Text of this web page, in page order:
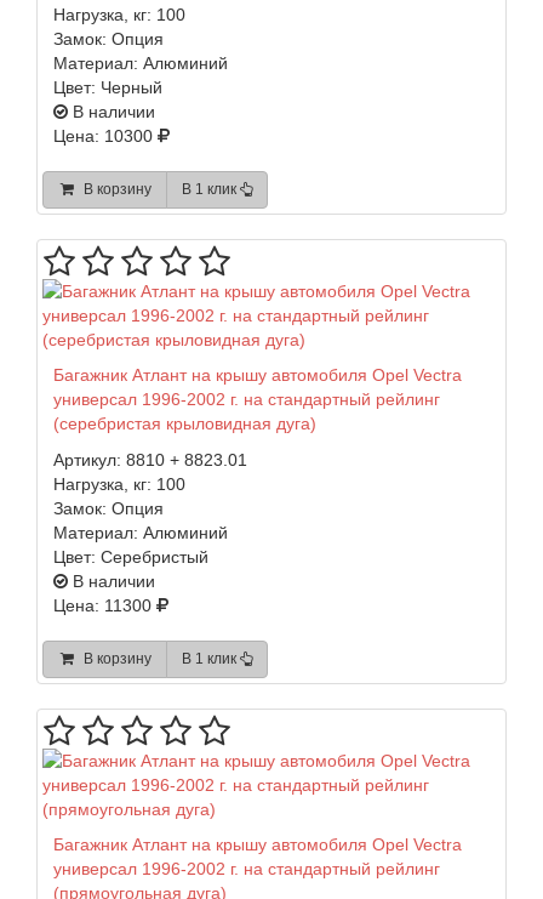
Нагрузка, кг: 100
Замок: Опция
Материал: Алюминий
Цвет: Черный
В наличии
Цена: 10300
В корзину В 1 клик
Багажник Атлант на крышу автомобиля Opel Vectra
универсал 1996-2002 г. на стандартный рейлинг
(серебристая крыловидная дуга)
Артикул: 8810 + 8823.01
Нагрузка, кг: 100
Замок: Опция
Материал: Алюминий
Цвет: Серебристый
В наличии
Цена: 11300
В корзину В 1 клик
Багажник Атлант на крышу автомобиля Opel Vectra
универсал 1996-2002 г. на стандартный рейлинг
(прямоугольная дуга)